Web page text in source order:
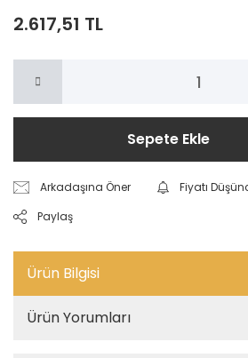
2.617,51 TL
Sepete Ekle
Arkadaşına Öner
Fiyatı
Paylaş
Ürün Bilgisi
Ürün Yorumları